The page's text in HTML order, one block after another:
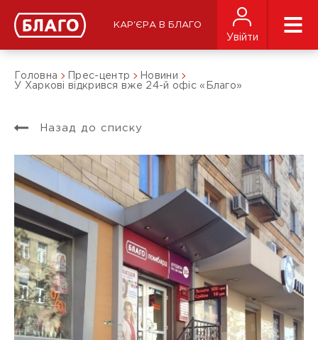
КАР'ЄРА В БЛАГО
Увійти
Головна Прес-центр
Новини
У Харкові відкрився вже 24-й офіс «Благо»
Назад до списку